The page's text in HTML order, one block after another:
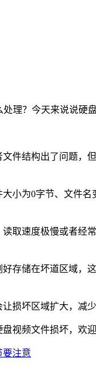
理？今天来说说硬盘
件结构出了问题
为0字节、文件
取速度极慢或者经
存储在坏道区域
损坏区域扩大，减少
视频文件损坏，欢
要注意